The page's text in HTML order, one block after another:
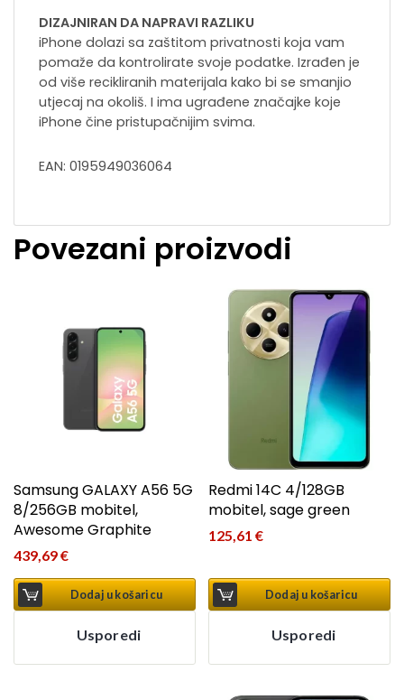
DIZAJNIRAN DA NAPRAVI RAZLIKU
iPhone dolazi sa zaštitom privatnosti koja vam
pomaže da kontrolirate svoje podatke. Izrađen je
od više recikliranih materijala kako bi se smanjio
utjecaj na okoliš. I ima ugrađene značajke koje
iPhone čine pristupačnijim svima.
EAN: 0195949036064
Povezani proizvodi
Samsung GALAXY A56 5G
8/256GB mobitel,
Awesome Graphite
439,69€
Dodaj u košaricu
Usporedi
Redmi 14C 4/128GB
mobitel, sage green
125,61€
Dodaj u košaricu
Usporedi